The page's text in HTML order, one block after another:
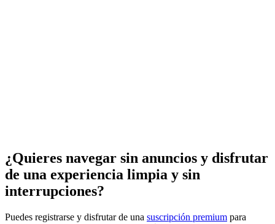
¿Quieres navegar sin anuncios y disfrutar
de una experiencia limpia y sin
interrupciones?
Puedes registrarse y disfrutar de una suscripción premium para